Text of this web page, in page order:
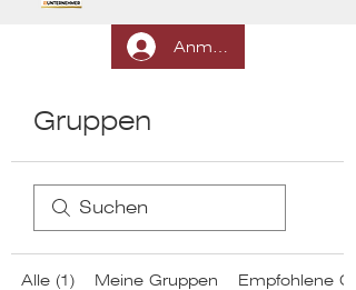
Anmelden
Gruppen
Alle (1) Meine Gruppen Empfohlene